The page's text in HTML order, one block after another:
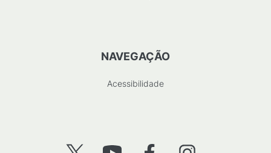
NAVEGAÇÃO
Acessibilidade